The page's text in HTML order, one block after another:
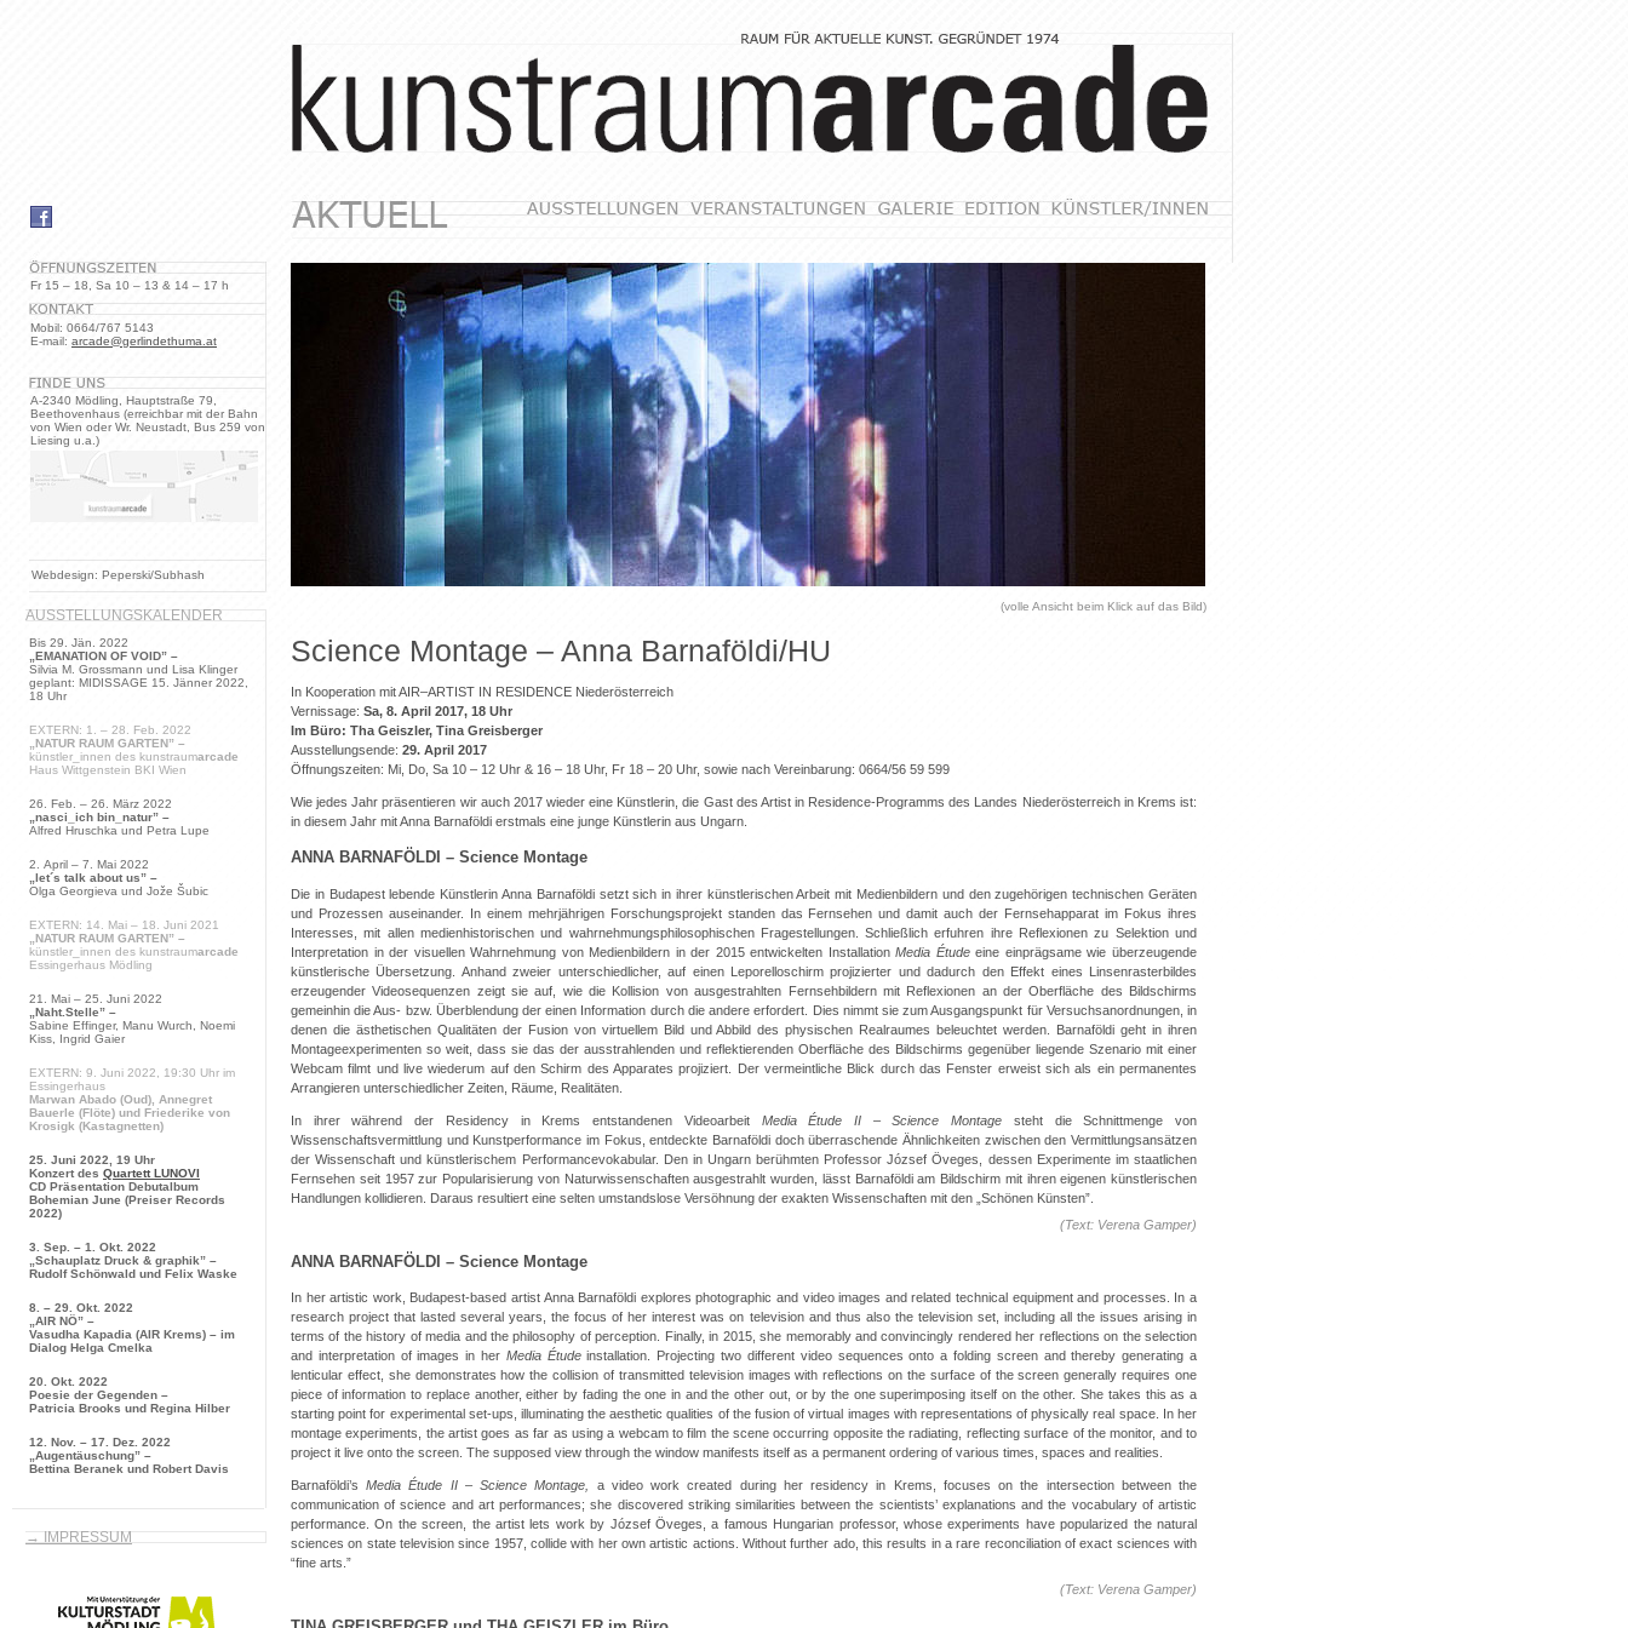
(volle Ansicht beim Klick auf das Bild)
Science Montage – Anna Barnaföldi/HU
In Kooperation mit AIR–ARTIST IN RESIDENCE Niederösterreich
Vernissage: Sa, 8. April 2017, 18 Uhr
Im Büro: Tha Geiszler, Tina Greisberger
Ausstellungsende: 29. April 2017
Öffnungszeiten: Mi, Do, Sa 10 – 12 Uhr & 16 – 18 Uhr, Fr 18 – 20 Uhr, sowie nach Vereinbarung: 0664/56 59 599
Wie jedes Jahr präsentieren wir auch 2017 wieder eine Künstlerin, die Gast des Artist in Residence-Programms des Landes Niederösterreich in Krems ist:
in diesem Jahr mit Anna Barnaföldi erstmals eine junge Künstlerin aus Ungarn.
ANNA BARNAFÖLDI – Science Montage
Die in Budapest lebende Künstlerin Anna Barnaföldi setzt sich in ihrer künstlerischen Arbeit mit Medienbildern und den zugehörigen technischen Geräten
und Prozessen auseinander. In einem mehrjährigen Forschungsprojekt standen das Fernsehen und damit auch der Fernsehapparat im Fokus ihres
Interesses, mit allen medienhistorischen und wahrnehmungsphilosophischen Fragestellungen. Schließlich erfuhren ihre Reflexionen zu Selektion und
Interpretation in der visuellen Wahrnehmung von Medienbildern in der 2015 entwickelten InstallationMedia Étudeeine einprägsame wie überzeugende
künstlerische Übersetzung. Anhand zweier unterschiedlicher, auf einen Leporelloschirm projizierter und dadurch den Effekt eines Linsenrasterbildes
erzeugender Videosequenzen zeigt sie auf, wie die Kollision von ausgestrahlten Fernsehbildern mit Reflexionen an der Oberfläche des Bildschirms
gemeinhin die Aus- bzw. Überblendung der einen Information durch die andere erfordert. Dies nimmt sie zum Ausgangspunkt für Versuchsanordnungen, in
denen die ästhetischen Qualitäten der Fusion von virtuellem Bild und Abbild des physischen Realraumes beleuchtet werden. Barnaföldi geht in ihren
Montageexperimenten so weit, dass sie das der ausstrahlenden und reflektierenden Oberfläche des Bildschirms gegenüber liegende Szenario mit einer
Webcam filmt und live wiederum auf den Schirm des Apparates projiziert. Der vermeintliche Blick durch das Fenster erweist sich als ein permanentes
Arrangieren unterschiedlicher Zeiten, Räume, Realitäten.
In ihrer während der Residency in Krems entstandenen Videoarbeit Media Étude II – Science Montage steht die Schnittmenge von
Wissenschaftsvermittlung und Kunstperformance im Fokus, entdeckte Barnaföldi doch überraschende Ähnlichkeiten zwischen den Vermittlungsansätzen
der Wissenschaft und künstlerischem Performancevokabular. Den in Ungarn berühmten Professor József Öveges, dessen Experimente im staatlichen
Fernsehen seit 1957 zur Popularisierung von Naturwissenschaften ausgestrahlt wurden, lässt Barnaföldi am Bildschirm mit ihren eigenen künstlerischen
Handlungen kollidieren. Daraus resultiert eine selten umstandslose Versöhnung der exakten Wissenschaften mit den „Schönen Künsten”.
(Text: Verena Gamper)
ANNA BARNAFÖLDI – Science Montage
In her artistic work, Budapest-based artist Anna Barnaföldi explores photographic and video images and related technical equipment and processes. In a
research project that lasted several years, the focus of her interest was on television and thus also the television set, including all the issues arising in
terms of the history of media and the philosophy of perception. Finally, in 2015, she memorably and convincingly rendered her reflections on the selection
and interpretation of images in her Media Étudeinstallation. Projecting two different video sequences onto a folding screen and thereby generating a
lenticular effect, she demonstrates how the collision of transmitted television images with reflections on the surface of the screen generally requires one
piece of information to replace another, either by fading the one in and the other out, or by the one superimposing itself on the other. She takes this as a
starting point for experimental set-ups, illuminating the aesthetic qualities of the fusion of virtual images with representations of physically real space. In her
montage experiments, the artist goes as far as using a webcam to film the scene occurring opposite the radiating, reflecting surface of the monitor, and to
project it live onto the screen. The supposed view through the window manifests itself as a permanent ordering of various times, spaces and realities.
Barnaföldi’sMedia Étude II – Science Montage,
a video work created during her residency in Krems, focuses on the intersection between the
communication of science and art performances; she discovered striking similarities between the scientists’ explanations and the vocabulary of artistic
performance. On the screen, the artist lets work by József Öveges, a famous Hungarian professor, whose experiments have popularized the natural
sciences on state television since 1957, collide with her own artistic actions. Without further ado, this results in a rare reconciliation of exact sciences with
“fine arts.”
(Text: Verena Gamper)
Fr 15 – 18, Sa 10 – 13 & 14 – 17 h
Mobil: 0664/767 5143
E-mail: arcade@gerlindethuma.at
A-2340 Mödling, Hauptstraße 79,
Beethovenhaus (erreichbar mit der Bahn
von Wien oder Wr. Neustadt, Bus 259 von
Liesing u.a.)
Webdesign: Peperski/Subhash
AUSSTELLUNGSKALENDER
Bis 29. Jän. 2022
„EMANATION OF VOID” –
Silvia M. Grossmann und Lisa Klinger
geplant: MIDISSAGE 15. Jänner 2022,
18 Uhr
EXTERN: 1. – 28. Feb. 2022
„NATUR RAUM GARTEN” –
künstler_innen des kunstraumarcade
Haus Wittgenstein BKI Wien
26. Feb. – 26. März 2022
„nasci_ich bin_natur” –
Alfred Hruschka und Petra Lupe
2. April – 7. Mai 2022
„let´s talk about us” –
Olga Georgieva und Jože Šubic
EXTERN: 14. Mai – 18. Juni 2021
„NATUR RAUM GARTEN” –
künstler_innen des kunstraumarcade
Essingerhaus Mödling
21. Mai – 25. Juni 2022
„Naht.Stelle” –
Sabine Effinger, Manu Wurch, Noemi
Kiss, Ingrid Gaier
EXTERN: 9. Juni 2022, 19:30 Uhr im
Essingerhaus
Marwan Abado (Oud), Annegret
Bauerle (Flöte) und Friederike von
Krosigk (Kastagnetten)
25. Juni 2022, 19 Uhr
Konzert des Quartett LUNOVI
CD Präsentation Debutalbum
Bohemian June (Preiser Records
2022)
3. Sep. – 1. Okt. 2022
„Schauplatz Druck & graphik” –
Rudolf Schönwald und Felix Waske
8. – 29. Okt. 2022
„AIR NÖ” –
Vasudha Kapadia (AIR Krems) – im
Dialog Helga Cmelka
20. Okt. 2022
Poesie der Gegenden –
Patricia Brooks und Regina Hilber
12. Nov. – 17. Dez. 2022
„Augentäuschung” –
Bettina Beranek und Robert Davis
→ IMPRESSUM